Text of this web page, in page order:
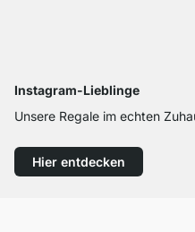
Instagram-Lieblinge
Unsere Regale im echten
Hier entdecken